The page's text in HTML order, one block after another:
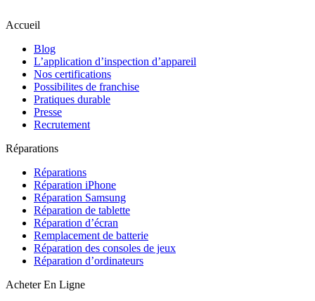
Accueil
Blog
L’application d’inspection d’appareil
Nos certifications
Possibilites de franchise
Pratiques durable
Presse
Recrutement
Réparations
Réparations
Réparation iPhone
Réparation Samsung
Réparation de tablette
Réparation d’écran
Remplacement de batterie
Réparation des consoles de jeux
Réparation d’ordinateurs
Acheter En Ligne